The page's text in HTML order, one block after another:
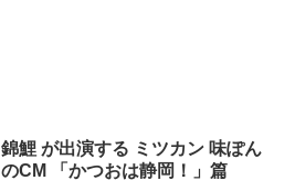
錦鯉 が出演する ミツカン 味ぽん
のCM 「かつおは静岡！」篇